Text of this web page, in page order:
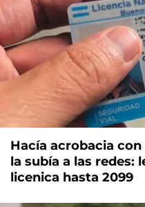
Hacía acrobacia
la subía a las redes:
licenica hasta 2099